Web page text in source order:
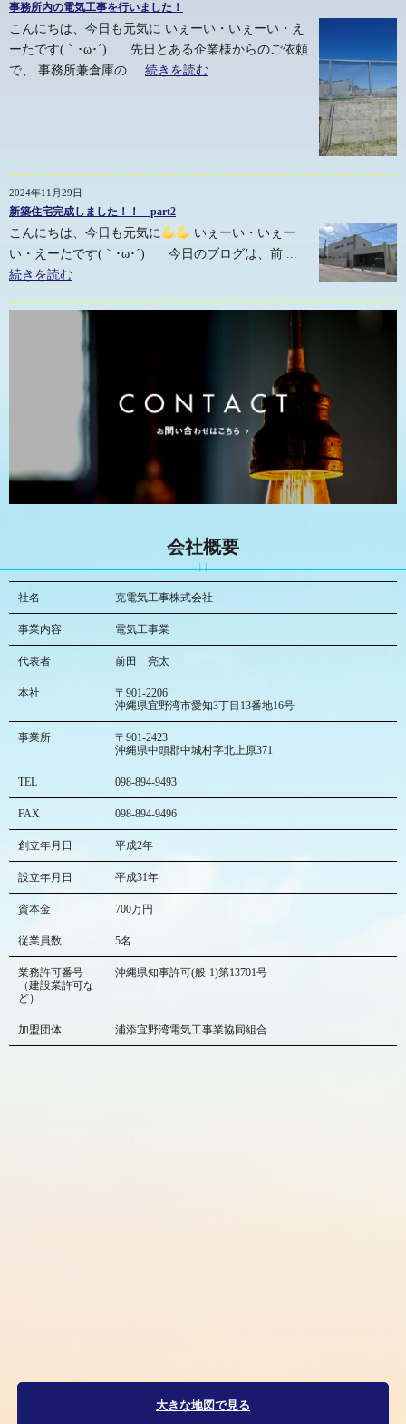
事務所内の電気工事を行いました！
こんにちは、今日も元気に いぇーい・いぇーい・え
ーたです(｀･ω･´)ゞ 先日とある企業様からのご依頼
で、 事務所兼倉庫の ... 続きを読む
2024年11月29日
新築住宅完成しました！！ part2
こんにちは、今日も元気に
いぇーい・いぇー
い・えーたです(｀･ω･´)ゞ 今日のブログは、前 ...
続きを読む
会社概要
社名 克電気工事株式会社
事業内容 電気工事業
代表者 前田 亮太
本社
〒901-2206
沖縄県宜野湾市愛知3丁目13番地16号
事業所
〒901-2423
沖縄県中頭郡中城村字北上原371
TEL 098-894-9493
FAX 098-894-9496
創立年月日 平成2年
設立年月日 平成31年
資本金 700万円
従業員数 5名
業務許可番号
（建設業許可な
ど）
沖縄県知事許可(般-1)第13701号
加盟団体 浦添宜野湾電気工事業協同組合
大きな地図で見る